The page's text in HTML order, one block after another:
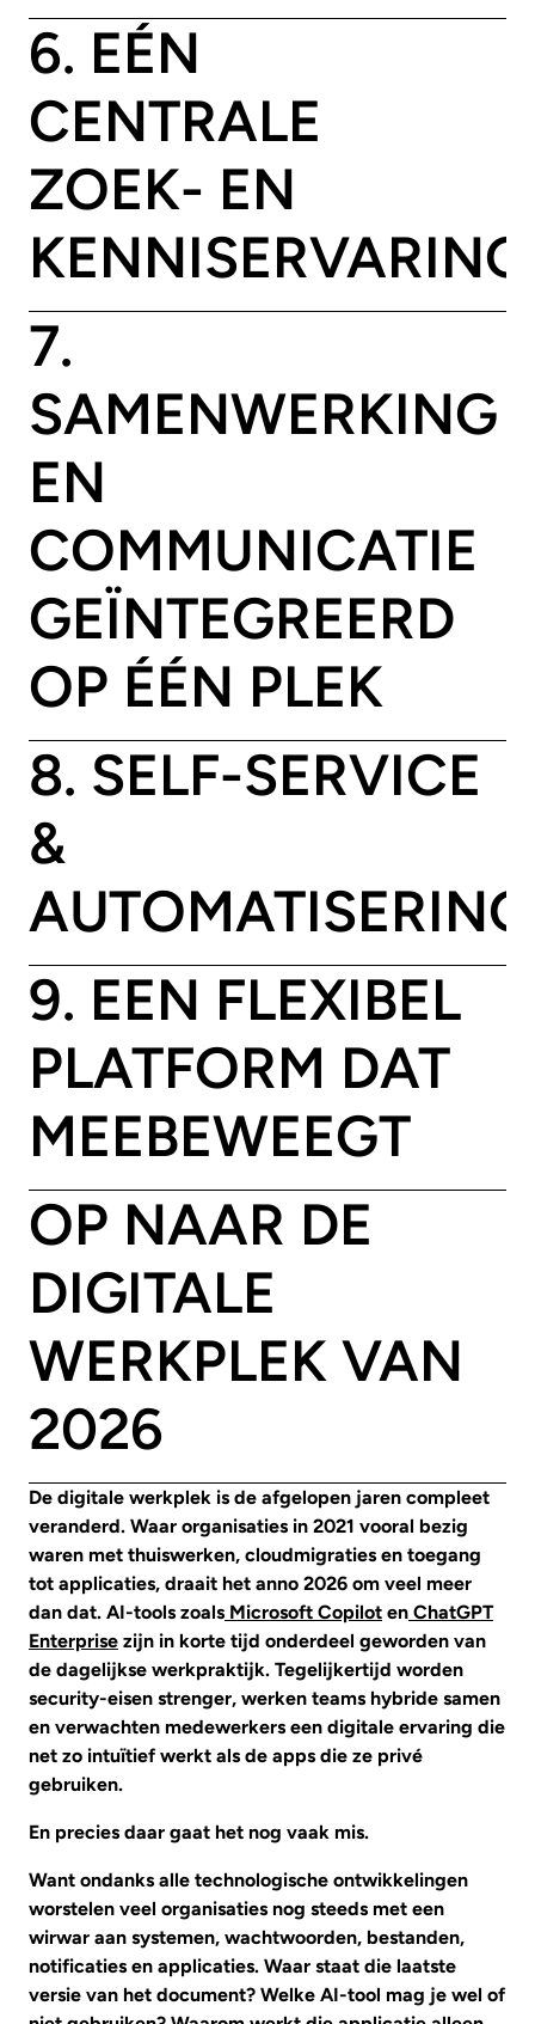
6. EÉN
CENTRALE
ZOEK- EN
KENNISERVARING
7.
SAMENWERKING
EN
COMMUNICATIE
GEÏNTEGREERD
OP ÉÉN PLEK
8. SELF-SERVICE
&
AUTOMATISERING
9. EEN FLEXIBEL
PLATFORM DAT
MEEBEWEEGT
OP NAAR DE
DIGITALE
WERKPLEK VAN
2026
De digitale werkplek is de afgelopen jaren compleet
veranderd. Waar organisaties in 2021 vooral bezig
waren met thuiswerken, cloudmigraties en toegang
tot applicaties, draait het anno 2026 om veel meer
dan dat. AI-tools zoals Microsoft Copilot en ChatGPT
Enterprise zijn in korte tijd onderdeel geworden van
de dagelijkse werkpraktijk. Tegelijkertijd worden
security-eisen strenger, werken teams hybride samen
en verwachten medewerkers een digitale ervaring die
net zo intuïtief werkt als de apps die ze privé
gebruiken.
En precies daar gaat het nog vaak mis.
Want ondanks alle technologische ontwikkelingen
worstelen veel organisaties nog steeds met een
wirwar aan systemen, wachtwoorden, bestanden,
notificaties en applicaties. Waar staat die laatste
versie van het document? Welke AI-tool mag je wel of